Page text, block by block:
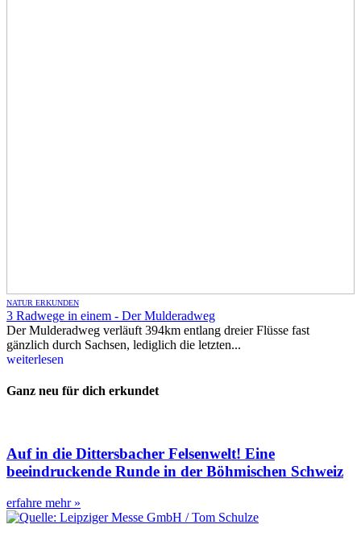
NATUR ERKUNDEN
3 Radwege in einem - Der Mulderadweg
Der Mulderadweg verläuft 394km entlang dreier Flüsse fast
gänzlich durch Sachsen, lediglich die letzten...
weiterlesen
Ganz neu für dich erkundet
Auf in die Dittersbacher Felsenwelt! Eine
beeindruckende Runde in der Böhmischen Schweiz
erfahre mehr »